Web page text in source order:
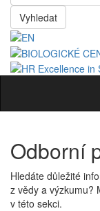
Vyhledat
Odborní
Hledáte důležité
z vědy a výzkumu?
v této sekci.